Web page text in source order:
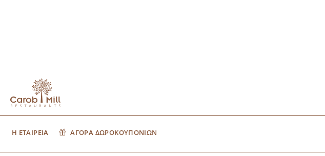
Η ΕΤΑΙΡΕΙΑ ΑΓΟΡΑ ΔΩΡΟΚΟΥΠΟΝΙΩΝ